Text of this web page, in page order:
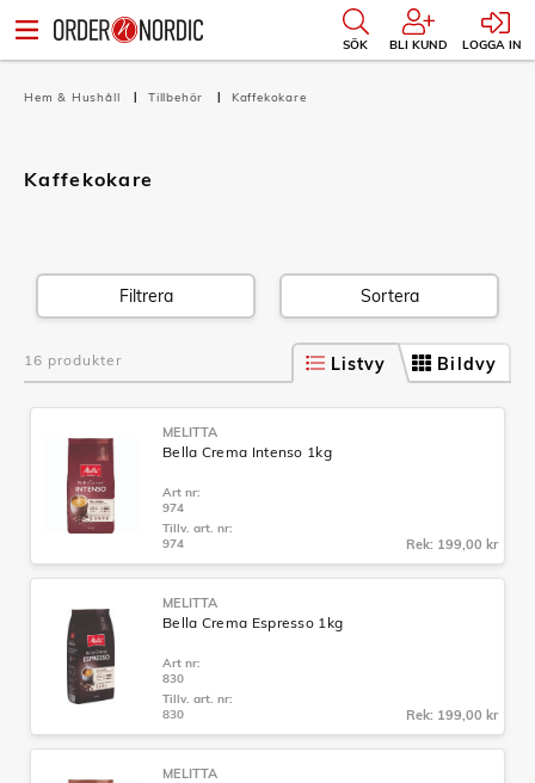
SÖK BLI KUND LOGGA IN
Hem & Hushåll Tillbehör Kaffekokare
Kaffekokare
Filtrera Sortera
16 produkter Bildvy
Listvy
MELITTA
Bella Crema Intenso 1kg
Art nr:
974
Tillv. art. nr:
974
Rek: 199,00 kr
MELITTA
Bella Crema Espresso 1kg
Art nr:
830
Tillv. art. nr:
830
Rek: 199,00 kr
MELITTA